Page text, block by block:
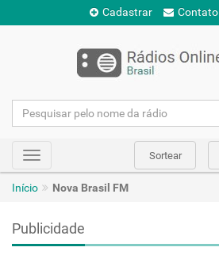
Cadastrar Contato
Toggle
navigation
Sortear
Início Nova Brasil FM
Publicidade